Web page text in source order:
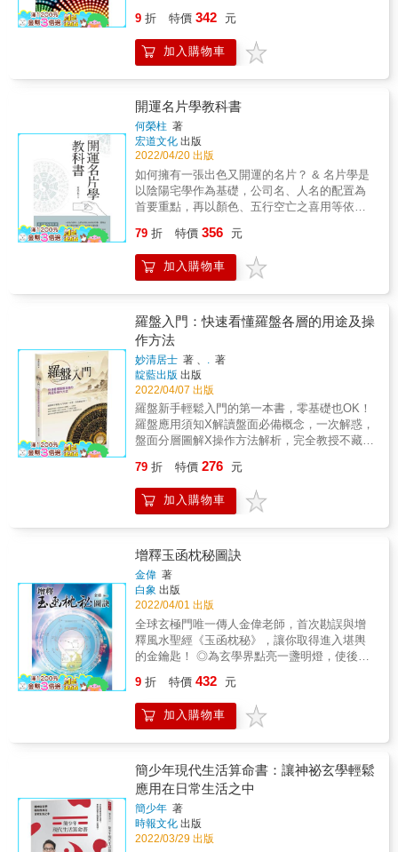
為，從人的性格所對照出紫微命理所相應的發
展、同時也解答你命格中『紫微破洞』的關鍵
問題。讓你補足自己命格中的弱點，使你更幸
9 折 特價 342 元
加入購物車
開運名片學教科書
何榮柱 著
宏道文化 出版
2022/04/20 出版
如何擁有一張出色又開運的名片？ & 名片學是
以陰陽宅學作為基礎，公司名、人名的配置為
首要重點，再以顏色、五行空亡之喜用等依
榮柱以數十年精研易經五行學的實例經驗，融
合繁瑣的理論，精淬成淺而易懂的圖文，就算
完全沒有易經五行基礎的朋友，只要照著書中
範例，量身打造開運名片！ & ＊自我介紹時，
立即加深對方的良好印象，展現出個人最佳的
魅力和提升公司的企業形象。 & ＊交換名片的
當下，你就能掌握對方的事業好不好？財運怎
麼樣？目前有沒有走運？員工、部屬相處得如
79 折 特價 356 元
加入購物車
羅盤入門：快速看懂羅盤各層的用途及操
作方法
妙清居士 著 、 . 著
靛藍出版 出版
2022/04/07 出版
羅盤新手輕鬆入門的第一本書，零基礎也OK！
羅盤應用須知X解讀盤面必備概念，一次解惑，
盤面分層圖解X操作方法解析，完全教授不藏
判讀盤面含意！ & {什麼是羅盤？} 羅盤有羅
經、羅經盤、羅經儀、羅庚、風水羅盤等各種
不同的名稱，是中國古代四大發明之一，也是
可呈現人們勘查風水時須考量天上星宿、地上
山脈走向及水流方向等因素的事實。 & 本書特
色 & ★羅盤的基本概念，必知零藏私 從羅盤的
結構組成、盤面種類、主要功能、使用禁忌、
保存方法及風水發展的歷史簡介等必知基本概
念，帶你快速認識風水羅盤！ & ★詳解盤面符
號，新手也能輕鬆學 羅盤盤面上會運用到的符
號，包含河圖、洛書、八卦、五行、九星、等
風水相關概念，本書逐一詳細解說，即使零基
學會各層操作方法 每一個羅盤圈層，都以圖文
搭配的方式解析盤面符號的吉凶含意、該層主
要用途及操作須知，讓初學者也能精準測定出
屋宅、龍、砂、水的坐向方位！ &
79 折 特價 276 元
加入購物車
增釋玉函枕秘圖訣
金偉 著
白象 出版
2022/04/01 出版
全球玄極門唯一傳人金偉老師，首次勘誤與增
釋風水聖經《玉函枕秘》，讓你取得進入堪輿
的金鑰匙！ ◎為玄學界點亮一盞明燈，使後學
將風水學導入更高境界！ ◎圖訣雙傳，弘揚古
典風水之正宗！ 莫小看風水上的誤與短， 那會
導致整個家庭甚至家族的成敗榮枯！ 先賢云：
&mdash;&mdash;《葬書》與「楊公五經」，
切莫輕言已經出師，以免害人害己！ 堪輿學
派，百家紛出，真偽混淆， 古籍《玉函枕秘》
和《四十八局圖訣》 才是讀懂風水「四書五
經」完美寶庫的金鑰匙！ 金偉老師三十多年來
嚴謹探究各家學理， 並跋山涉水對眾多古今風
9 折 特價 432 元
加入購物車
簡少年現代生活算命書：讓神祕玄學輕鬆
應用在日常生活之中
簡少年 著
時報文化 出版
2022/03/29 出版